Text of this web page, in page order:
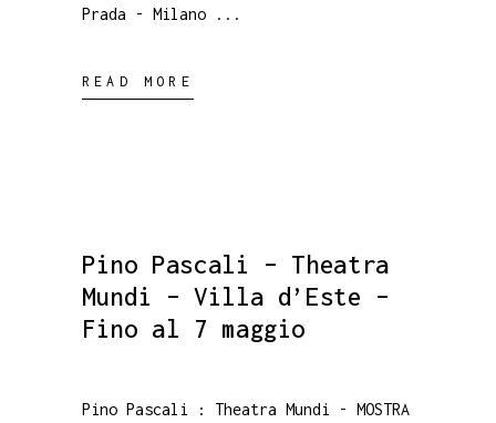
Prada - Milano
READ MORE
Pino Pascali – Theatra
Mundi – Villa d’Este –
Fino al 7 maggio
Pino Pascali : Theatra Mundi - MOSTRA